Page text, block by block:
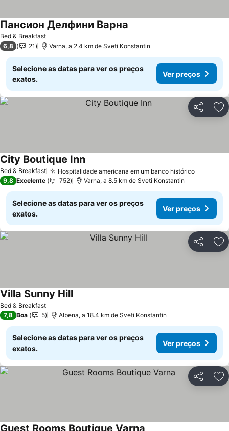
Bed & Breakfast
Пансион Делфини Варна
6,8 21 Varna, a 2.4 km de Sveti Konstantin
Selecione as datas para ver os preços
exatos.
Ver preços
Partilhar
Bed & Breakfast Hospitalidade americana em um banco histórico
City Boutique Inn
9,8 Excelente 752 Varna, a 8.5 km de Sveti Konstantin
Selecione as datas para ver os preços
exatos.
Ver preços
Partilhar
Bed & Breakfast
Villa Sunny Hill
7,8 Boa 5 Albena, a 18.4 km de Sveti Konstantin
Selecione as datas para ver os preços
exatos.
Ver preços
Partilhar
Guest Rooms Boutique Varna